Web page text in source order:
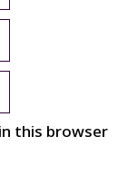
this browser